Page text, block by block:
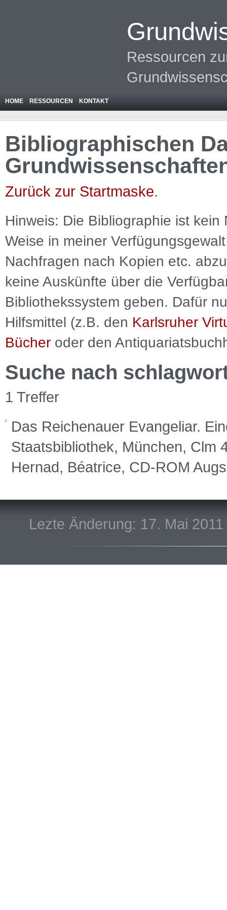
Ressourcen
HOME RESSOURCEN KONTAKT
Bibliographischen
Zurück zur Startmaske.
Hinweis: Die Bibliographie ist kein
Weise in meiner
Nachfragen nach Kopien etc.
keine Auskünfte über die
Bibliothekssystem geben. Dafür
Hilfsmittel (z.B. den Karlsruher
Bücher oder den
Suche nach
1 Treffer
Das Reichenauer Evangeliar.
Staatsbibliothek, München, Clm
Hernad, Béatrice, CD-ROM
Lezte Änderung: 17. Mai